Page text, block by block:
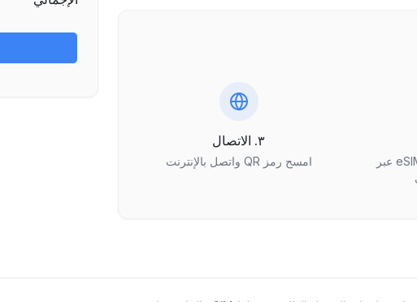
احصل على رمز QR لـ eSIM عبر
٣. الاتصال
امسح رمز QR واتصل بالإنترنت